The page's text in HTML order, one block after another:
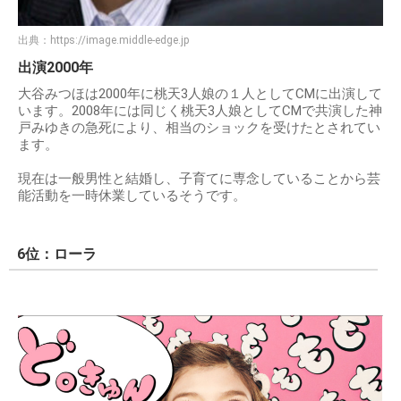
出典： https://image.middle-edge.jp
出演2000年
大谷みつほは2000年に桃天3人娘の１人としてCMに出演して
います。2008年には同じく桃天3人娘としてCMで共演した神
戸みゆきの急死により、相当のショックを受けたとされてい
ます。
現在は一般男性と結婚し、子育てに専念していることから芸
能活動を一時休業しているそうです。
6位：ローラ